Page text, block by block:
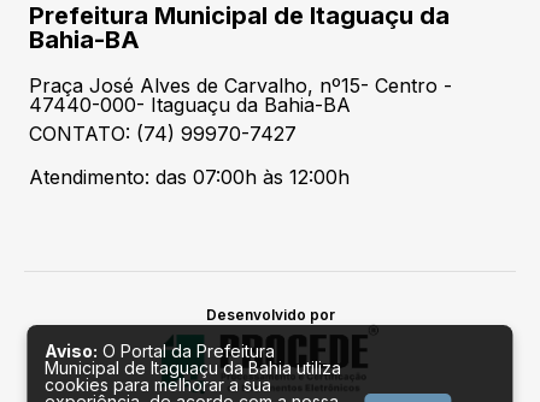
Prefeitura Municipal de Itaguaçu da
Bahia-BA
Praça José Alves de Carvalho, nº15- Centro -
47440-000- Itaguaçu da Bahia-BA
CONTATO: (74) 99970-7427
Atendimento: das 07:00h às 12:00h
Desenvolvido por
Aviso: O Portal da Prefeitura
Municipal de Itaguaçu da Bahia utiliza
cookies para melhorar a sua